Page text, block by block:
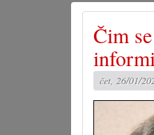
Čim
čet, 26/01/